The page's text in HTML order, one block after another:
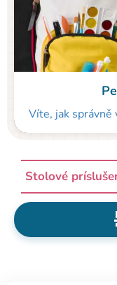
Víte, jak správně
Stolové